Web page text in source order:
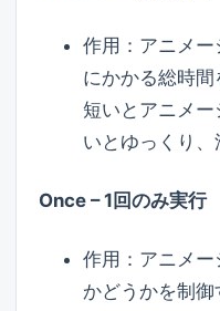
作用：アニメ
にかかる総時
短いとアニメ
いとゆっくり、
Once – 1回のみ実行
作用：アニメ
かどうかを制